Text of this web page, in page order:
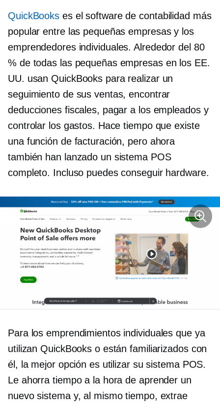
QuickBooks es el software de contabilidad más
popular entre las pequeñas empresas y los
emprendedores individuales. Alrededor del 80
% de todas las pequeñas empresas en los EE.
UU. usan QuickBooks para realizar un
seguimiento de sus ventas, encontrar
deducciones fiscales, pagar a los empleados y
controlar los gastos. Hace tiempo que existe
una función de facturación, pero ahora
también han lanzado un sistema POS
completo. Incluso puedes conseguir hardware.
Para los emprendimientos individuales que ya
utilizan QuickBooks o están familiarizados con
él, la mejor opción es utilizar su sistema POS.
Le ahorra tiempo a la hora de aprender un
nuevo sistema y, al mismo tiempo, extrae